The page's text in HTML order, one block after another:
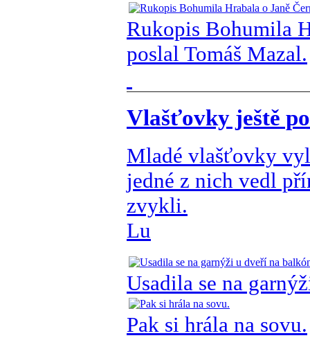
Rukopis Bohumila
poslal Tomáš Mazal.
Vlašťovky ještě
Mladé vlašťovky
jedné z nich vedl
zvykli.
Lu
Usadila se na
Pak si hrála na sovu.